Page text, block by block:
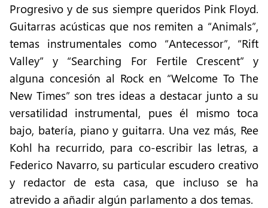
Progresivo y de sus siempre queridos Pink Floyd.
Guitarras acústicas que nos remiten a “Animals”,
temas instrumentales como “Antecessor”, “Rift
Valley” y “Searching For Fertile Crescent” y
alguna concesión al Rock en “Welcome To The
New Times” son tres ideas a destacar junto a su
versatilidad instrumental, pues él mismo toca
bajo, batería, piano y guitarra. Una vez más, Ree
Kohl ha recurrido, para co-escribir las letras, a
Federico Navarro, su particular escudero creativo
y redactor de esta casa, que incluso se ha
atrevido a añadir algún parlamento a dos temas.